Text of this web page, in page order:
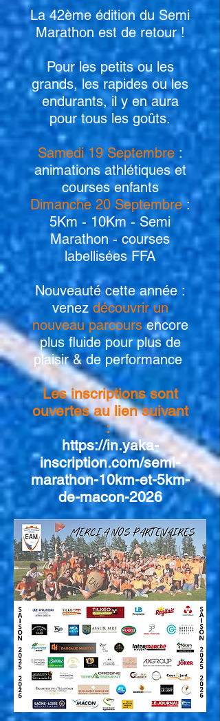
La 42ème édition du Semi
Marathon est de retour !
Pour les petits ou les
grands, les rapides ou les
endurants, il y en aura
pour tous les goûts.
Samedi 19 Septembre:
animations athlétiques et
courses enfants
Dimanche 20 Septembre:
5Km - 10Km - Semi
Marathon - courses
labellisées FFA
Nouveauté cette année :
venez découvrir un
nouveau parcoursencore
plus fluide pour plus de
plaisir & de performance
Les inscriptions sont
ouvertes au lien suivant
:
https://in.yaka-
inscription.com/semi-
marathon-10km-et-5km-
de-macon-2026